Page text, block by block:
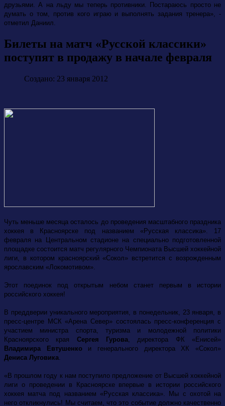
друзьями. А на льду мы теперь противники. Постараюсь просто не
думать о том, против кого играю и выполнять задания тренера», -
отметил Даниил.
Билеты на матч «Русской классики»
поступят в продажу в начале февраля
Создано: 23 января 2012
Чуть меньше месяца осталось до проведения масштабного праздника
хоккея в Красноярске под названием «Русская классика». 17
февраля на Центральном стадионе на специально подготовленной
площадке состоится матч регулярного Чемпионата Высшей хоккейной
лиги, в котором красноярский «Сокол» встретится с возрожденным
ярославским «Локомотивом».
Этот поединок под открытым небом станет первым в истории
российского хоккея!
В преддверии уникального мероприятия, в понедельник, 23 января, в
пресс-центре МСК «Арена Север» состоялась пресс-конференция с
участием министра спорта, туризма и молодежной политики
Красноярского края Сергея Гурова , директора ФК «Енисей»
Владимира Евтушенкои генерального директора ХК «Сокол»
Дениса Луговика
«В прошлом году к нам поступило предложение от Высшей хоккейной
лиги о проведении в Красноярске впервые в истории российского
хоккея матча под названием «Русская классика». Мы с охотой на
него откликнулись! Мы считаем, что это событие должно качественно